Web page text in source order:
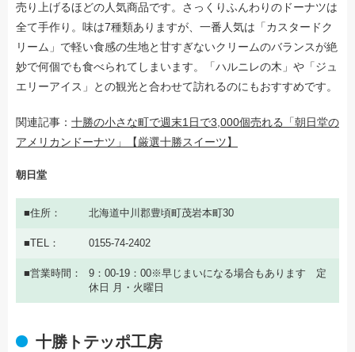
売り上げるほどの人気商品です。さっくりふんわりのドーナツは
全て手作り。味は7種類ありますが、一番人気は「カスタードク
リーム」で軽い食感の生地と甘すぎないクリームのバランスが絶
妙で何個でも食べられてしまいます。「ハルニレの木」や「ジュ
エリーアイス」との観光と合わせて訪れるのにもおすすめです。
関連記事： 十勝の小さな町で週末1日で3,000個売れる「朝日堂の
アメリカンドーナツ」【厳選十勝スイーツ】
朝日堂
住所 北海道中川郡豊頃町茂岩本町30
TEL 0155-74-2402
営業時間
9：00-19：00※早じまいになる場合もあります 定
休日 月・火曜日
十勝トテッポ工房